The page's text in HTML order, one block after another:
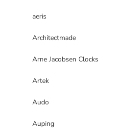
aeris
Architectmade
Arne Jacobsen Clocks
Artek
Audo
Auping